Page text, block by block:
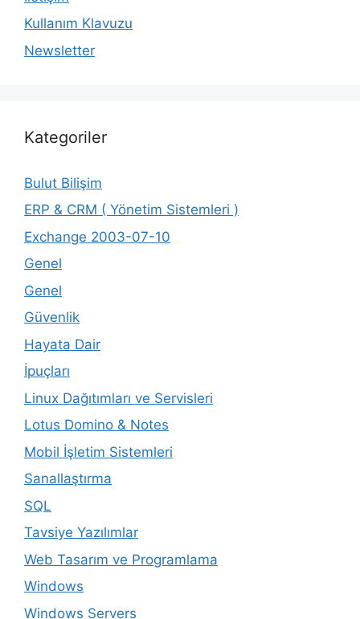
Kullanım Klavuzu
Newsletter
Kategoriler
Bulut Bilişim
ERP & CRM ( Yönetim Sistemleri )
Exchange 2003-07-10
Genel
Genel
Güvenlik
Hayata Dair
İpuçları
Linux Dağıtımları ve Servisleri
Lotus Domino & Notes
Mobil İşletim Sistemleri
Sanallaştırma
SQL
Tavsiye Yazılımlar
Web Tasarım ve Programlama
Windows
Windows Servers